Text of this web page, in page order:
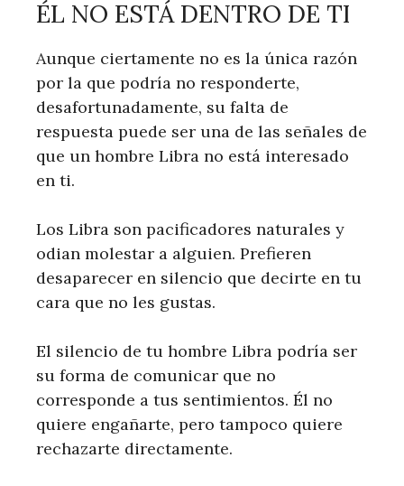
ÉL NO ESTÁ DENTRO DE TI
Aunque ciertamente no es la única razón
por la que podría no responderte,
desafortunadamente, su falta de
respuesta puede ser una de las señales de
que un hombre Libra no está interesado
en ti.
Los Libra son pacificadores naturales y
odian molestar a alguien. Prefieren
desaparecer en silencio que decirte en tu
cara que no les gustas.
El silencio de tu hombre Libra podría ser
su forma de comunicar que no
corresponde a tus sentimientos. Él no
quiere engañarte, pero tampoco quiere
rechazarte directamente.